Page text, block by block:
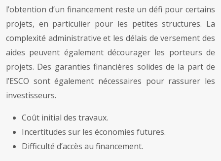
l’obtention d’un financement reste un défi pour certains
projets, en particulier pour les petites structures. La
complexité administrative et les délais de versement des
aides peuvent également décourager les porteurs de
projets. Des garanties financières solides de la part de
l’ESCO sont également nécessaires pour rassurer les
investisseurs.
Coût initial des travaux.
Incertitudes sur les économies futures.
Difficulté d’accès au financement.